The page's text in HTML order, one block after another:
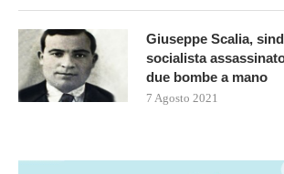
Giuseppe Scalia,
socialista
due bombe a mano
7 Agosto 2021